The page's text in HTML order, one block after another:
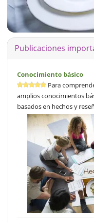
Publicaciones
Conocimiento básico
Para
amplios conocimientos
basados en hechos y